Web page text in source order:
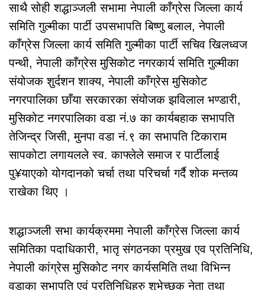
साथै सोही शद्धाञ्जली सभामा नेपाली काँग्रेस जिल्ला कार्य
समिति गुल्मीका पार्टी उपसभापति बिष्णु बलाल, नेपाली
काँग्रेस जिल्ला कार्य समिति गुल्मीका पार्टी सचिव खिलध्वज
पन्थी, नेपाली काँग्रेस मुसिकोट नगरकार्य समिति गुल्मीका
संयोजक शुर्दशन शाक्य, नेपाली काँग्रेस मुसिकोट
नगरपालिका छाँया सरकारका संयोजक झविलाल भण्डारी,
मुसिकोट नगरपालिका वडा नं.७ का कार्यबहाक सभापति
तेजिन्द्र जिसी, मुनपा वडा नं.९ का सभापति टिकाराम
सापकोटा लगायलले स्व. काफ्लेले समाज र पार्टीलाई
पु¥याएको योगदानको चर्चा तथा परिचर्चा गर्दै शोक मन्तव्य
राखेका थिए ।
शद्धाञ्जली सभा कार्यक्रममा नेपाली काँग्रेस जिल्ला कार्य
समितिका पदाधिकारी, भातृ संगठनका प्रमुख एव प्रतिनिधि,
नेपाली कांग्रेस मुसिकोट नगर कार्यसमिति तथा विभिन्न
वडाका सभापति एवं प्रतिनिधिहरु शुभेच्छुक नेता तथा